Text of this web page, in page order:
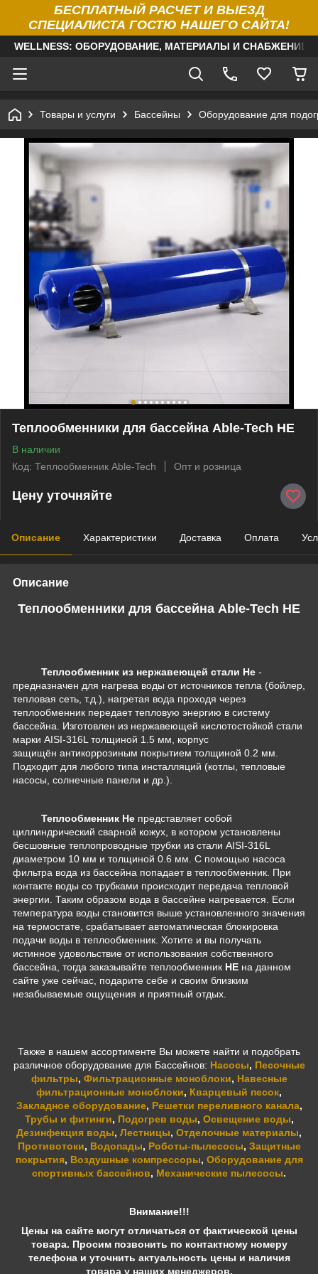
БЕСПЛАТНЫЙ РАСЧЕТ И ВЫЕЗД
СПЕЦИАЛИСТА ГОСТЮ НАШЕГО САЙТА!
WELLNESS: ОБОРУДОВАНИЕ, МАТЕРИАЛЫ И
Товары и услуги Бассейны Оборудование для
Теплообменники для бассейна Able-Tech HE
В наличии
Код: Теплообменник Able-Tech
Опт и розница
Цену уточняйте
Описание Характеристики Доставка Оплата
Описание
Теплообменники для бассейна Able-Tech HE
Теплообменник из нержавеющей стали He -
предназначен для нагрева воды от источников тепла (бойлер,
тепловая сеть, т.д.), нагретая вода проходя через
теплообменник передает тепловую энергию в систему
бассейна. Изготовлен из нержавеющей кислотостойкой стали
марки AISI-316L толщиной 1.5 мм, корпус
защищён антикоррозиным покрытием толщиной 0.2 мм.
Подходит для любого типа инсталляций (котлы, тепловые
насосы, солнечные панели и др.).
Теплообменник He представляет собой
циллиндрический сварной кожух, в котором установлены
бесшовные теплопроводные трубки из стали AISI-316L
диаметром 10 мм и толщиной 0.6 мм. С помощью насоса
фильтра вода из бассейна попадает в теплообменник. При
контакте воды со трубками происходит передача тепловой
энергии. Таким образом вода в бассейне нагревается. Если
температура воды становится выше установленного значения
на термостате, срабатывает автоматическая блокировка
подачи воды в теплообменник. Хотите и вы получать
истинное удовольствие от использования собственного
бассейна, тогда заказывайте теплообменник HE на данном
сайте уже сейчас, подарите себе и своим близким
незабываемые ощущения и приятный отдых.
Также в нашем ассортименте Вы можете найти и подобрать
различное оборудование для Бассейнов: Насосы, Песочные
фильтры, Фильтрационные моноблоки, Навесные
фильтрационные моноблоки, Кварцевый песок,
Закладное оборудование, Решетки переливного канала,
Трубы и фитинги, Подогрев воды, Освещение воды,
Дезинфекция воды, Лестницы, Отделочные материалы,
Противотоки, Водопады, Роботы-пылесосы, Защитные
покрытия, Воздушные компрессоры, Оборудование для
спортивных бассейнов, Механические пылесосы.
Внимание!!!
Цены на сайте могут отличаться от фактической цены
товара. Просим позвонить по контактному номеру
телефона и уточнить актуальность цены и наличия
товара у наших менеджеров.